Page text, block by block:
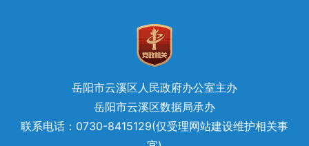
岳阳市云溪区人民政府办公室主办
岳阳市云溪区数据局承办
联系电话：0730-8415129(仅受理网站建设维护相关事